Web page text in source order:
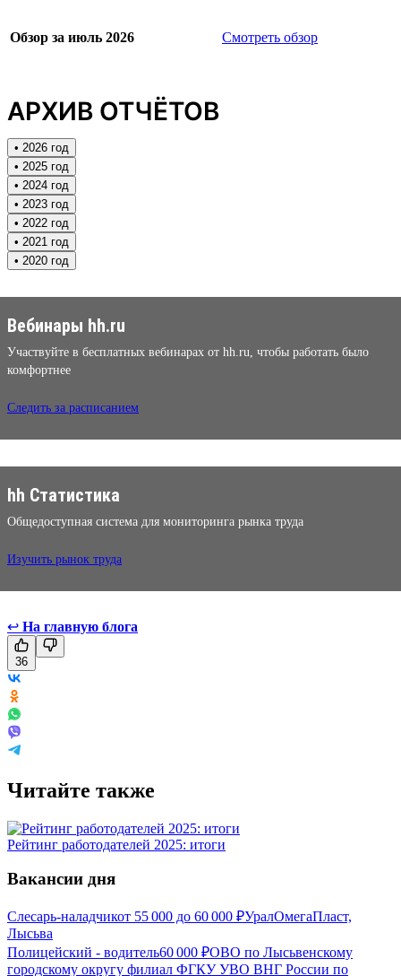
Обзор за июль 2026 Смотреть обзор
АРХИВ ОТЧЁТОВ
• 2026 год
• 2025 год
• 2024 год
• 2023 год
• 2022 год
• 2021 год
• 2020 год
Вебинары hh.ru
Участвуйте в бесплатных вебинарах от hh.ru, чтобы работать было
комфортнее
Следить за расписанием
hh Статистика
Общедоступная система для мониторинга рынка труда
Изучить рынок труда
↩ На главную блога
36
Читайте также
Рейтинг работодателей 2025: итоги
Вакансии дня
Слесарь-наладчикот 55 000 до 60 000 ₽УралОмегаПласт,
Лысьва
Полицейский - водитель60 000 ₽ОВО по Лысьвенскому
городскому округу филиал ФГКУ УВО ВНГ России по